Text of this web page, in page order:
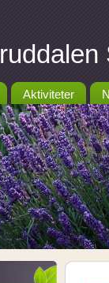
Aktiviteter